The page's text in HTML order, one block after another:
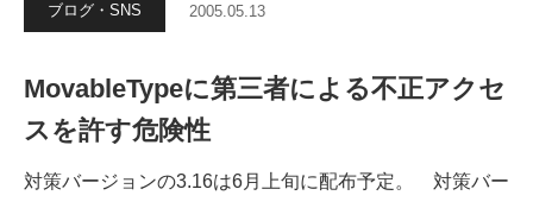
ブログ・SNS 2005.05.13
MovableTypeに第三者による不正アクセ
スを許す危険性
対策バージョンの3.16は6月上旬に配布予定。 対策バー